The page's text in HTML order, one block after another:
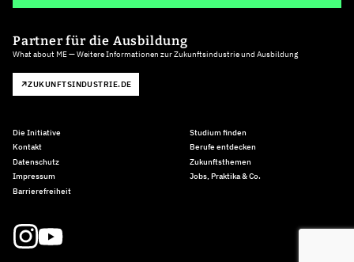
Partner für die Ausbildung
What about ME — Weitere Informationen zur Zukunftsindustrie und Ausbildung
ZUKUNFTSINDUSTRIE.DE
Die Initiative
Kontakt
Datenschutz
Impressum
Barrierefreiheit
Studium finden
Berufe entdecken
Zukunftsthemen
Jobs, Praktika & Co.